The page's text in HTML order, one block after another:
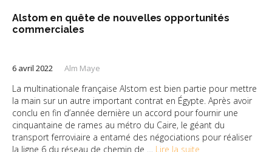
Alstom en quête de nouvelles opportunités
commerciales
6 avril 2022 Alm Maye
La multinationale française Alstom est bien partie pour mettre
la main sur un autre important contrat en Égypte. Après avoir
conclu en fin d’année dernière un accord pour fournir une
cinquantaine de rames au métro du Caire, le géant du
transport ferroviaire a entamé des négociations pour réaliser
la ligne 6 du réseau de chemin de … Lire la suite